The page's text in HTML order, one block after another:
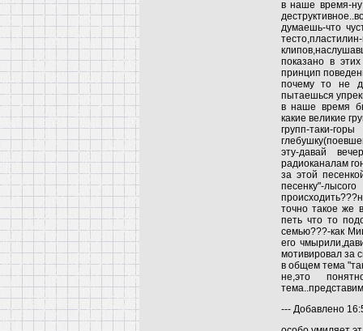
в наше время-ну
думаешь-что
показано в
принцип
почему то не
пытаешься
в наше время
какие великие
групп-таки-
эту-давай
радиоканалам
за этой
песенку"-
точно такое же
петь что то
семью???-как
его
мотивировал за
в общем тема
не,это
--- Добавлено